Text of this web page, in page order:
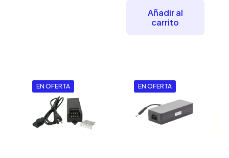
Añadir al
carrito
EN OFERTA EN OFERTA